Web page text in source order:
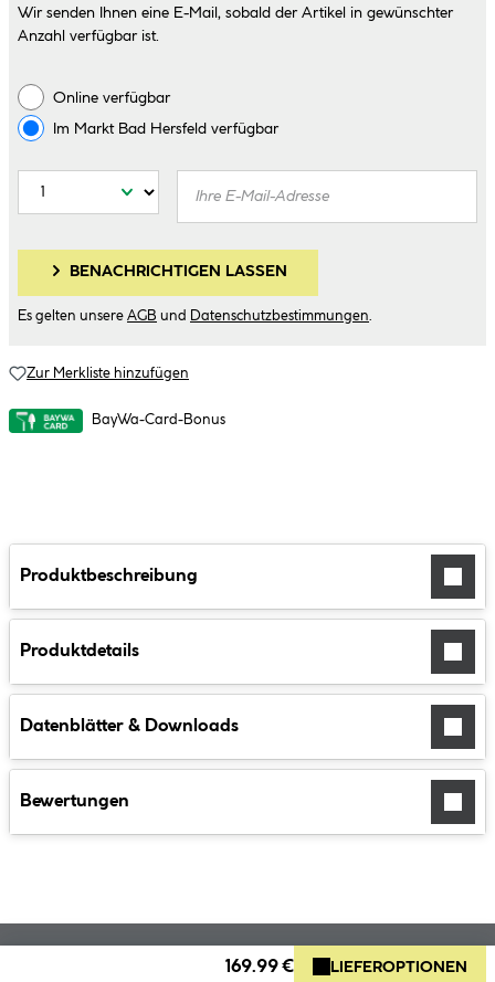
Wir senden Ihnen eine E-Mail, sobald der Artikel in gewünschter
Anzahl verfügbar ist.
Online verfügbar
Im Markt Bad Hersfeld verfügbar
BENACHRICHTIGEN LASSEN
Es gelten unsere AGB und Datenschutzbestimmungen
Zur Merkliste hinzufügen
BayWa-Card-Bonus
Produktbeschreibung
Produktdetails
Datenblätter & Downloads
Bewertungen
169.99 € LIEFEROPTIONEN